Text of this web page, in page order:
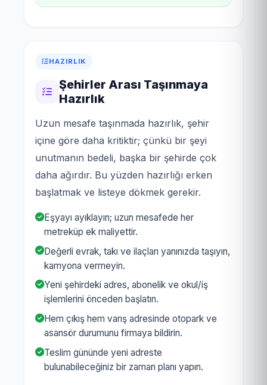
HAZIRLIK
Şehirler Arası Taşınmaya
Hazırlık
Uzun mesafe taşınmada hazırlık, şehir
içine göre daha kritiktir; çünkü bir şeyi
unutmanın bedeli, başka bir şehirde çok
daha ağırdır. Bu yüzden hazırlığı erken
başlatmak ve listeye dökmek gerekir.
Eşyayı ayıklayın; uzun mesafede her
metreküp ek maliyettir.
Değerli evrak, takı ve ilaçları yanınızda taşıyın,
kamyona vermeyin.
Yeni şehirdeki adres, abonelik ve okul/iş
işlemlerini önceden başlatın.
Hem çıkış hem varış adresinde otopark ve
asansör durumunu firmaya bildirin.
Teslim gününde yeni adreste
bulunabileceğiniz bir zaman planı yapın.